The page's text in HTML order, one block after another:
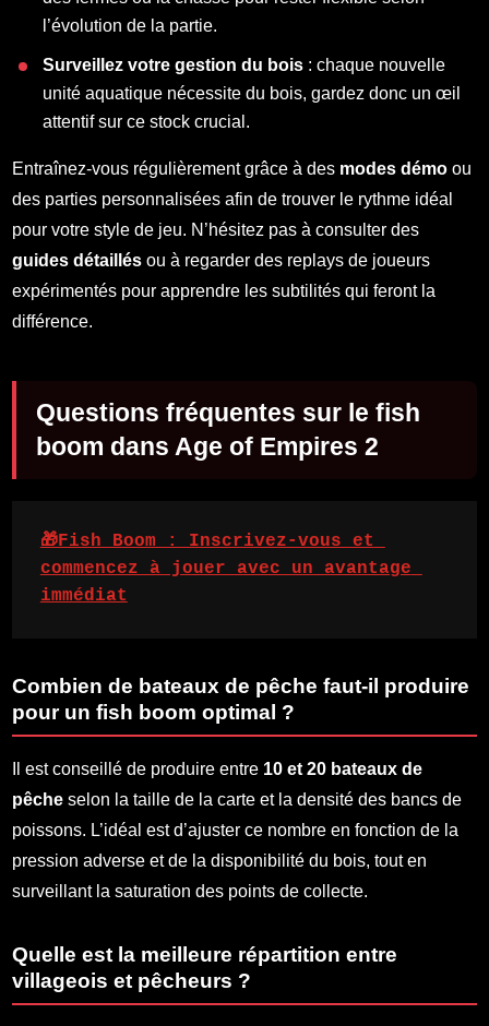
l’évolution de la partie.
Surveillez votre gestion du bois : chaque nouvelle
unité aquatique nécessite du bois, gardez donc un œil
attentif sur ce stock crucial.
Entraînez-vous régulièrement grâce à des modes démo ou
des parties personnalisées afin de trouver le rythme idéal
pour votre style de jeu. N’hésitez pas à consulter des
guides détaillés ou à regarder des replays de joueurs
expérimentés pour apprendre les subtilités qui feront la
différence.
Questions fréquentes sur le fish
boom dans Age of Empires 2
🎁Fish Boom : Inscrivez-vous et
commencez à jouer avec un avantage
immédiat
Combien de bateaux de pêche faut-il produire
pour un fish boom optimal ?
Il est conseillé de produire entre 10 et 20 bateaux de
pêche selon la taille de la carte et la densité des bancs de
poissons. L’idéal est d’ajuster ce nombre en fonction de la
pression adverse et de la disponibilité du bois, tout en
surveillant la saturation des points de collecte.
Quelle est la meilleure répartition entre
villageois et pêcheurs ?